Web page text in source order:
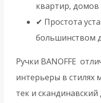
квартир, домов
✔ Простота
большинством
Ручки BANOFFE
интерьеры в стилях
тек и